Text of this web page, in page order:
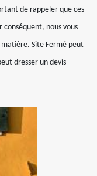
de rappeler que ces
conséquent, nous vous
Site Fermé peut
dresser un devis